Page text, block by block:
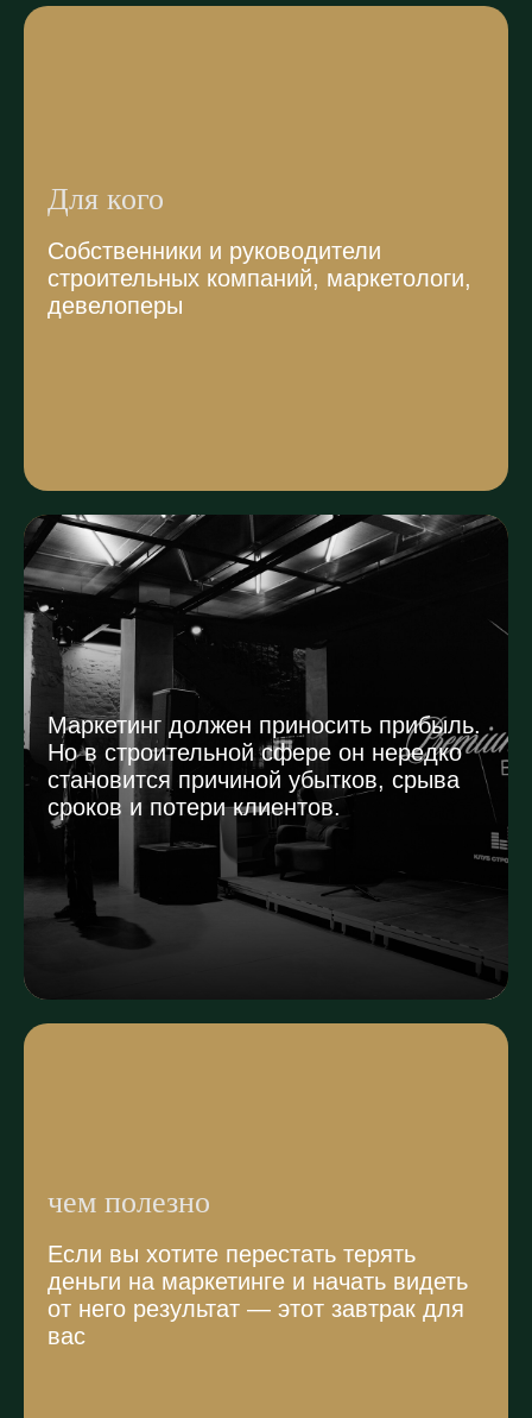
Для кого
Собственники и руководители
строительных компаний, маркетологи,
девелоперы
Маркетинг должен приносить прибыль.
Но в строительной сфере он нередко
становится причиной убытков, срыва
сроков и потери клиентов.
чем полезно
Если вы хотите перестать терять
деньги на маркетинге и начать видеть
от него результат — этот завтрак для
вас